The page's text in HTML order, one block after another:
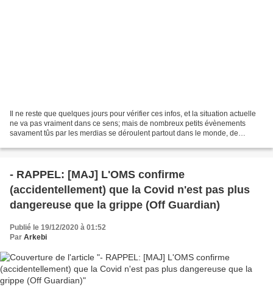
Il ne reste que quelques jours pour vérifier ces infos, et la situation actuelle
ne va pas vraiment dans ce sens; mais de nombreux petits évènements
savament tûs par les merdias se déroulent partout dans le monde, de
- RAPPEL: [MAJ] L'OMS confirme
(accidentellement) que la Covid n'est pas plus
dangereuse que la grippe (Off Guardian)
Publié le 19/12/2020 à 01:52
Par Arkebi